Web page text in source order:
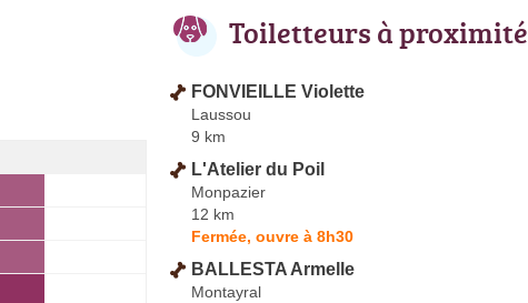
Toiletteurs à proximité
FONVIEILLE Violette
Laussou
9 km
L'Atelier du Poil
Monpazier
12 km
Fermée, ouvre à 8h30
BALLESTA Armelle
Montayral